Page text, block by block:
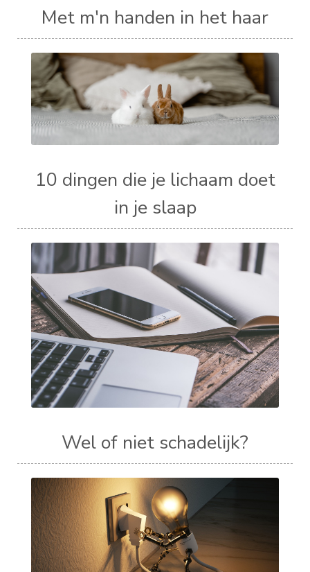
Met m'n handen in het haar
10 dingen die je lichaam doet
in je slaap
Wel of niet schadelijk?